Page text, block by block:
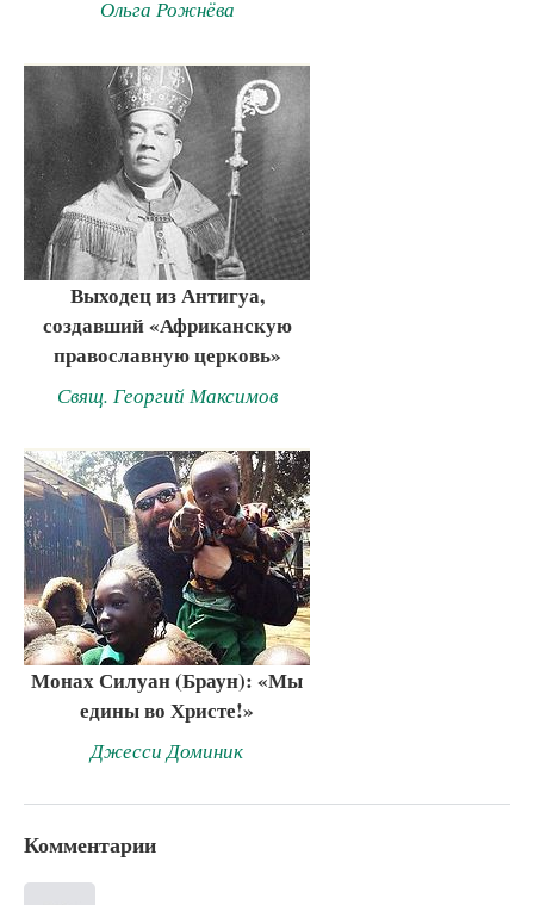
Ольга Рожнёва
Выходец из Антигуа,
создавший «Африканскую
православную церковь»
Свящ. Георгий Максимов
Монах Силуан (Браун): «Мы
едины во Христе!»
Джесси Доминик
Комментарии